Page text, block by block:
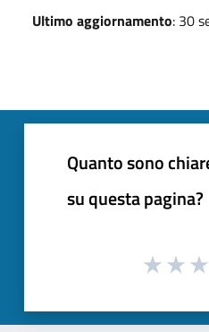
Ultimo aggiornamento: 30
Quanto sono
su questa pagina?